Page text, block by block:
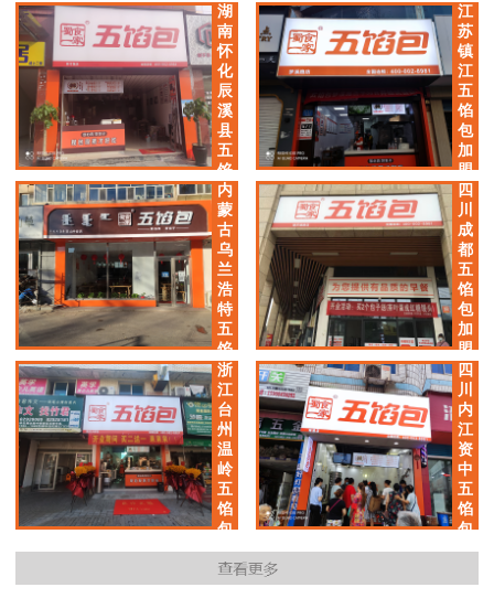
湖
南
怀
化
辰
溪
县
五
馅
包
加
盟
店
江
苏
镇
江
五
馅
包
加
盟
店
内
蒙
古
乌
兰
浩
特
五
馅
包
加
盟
店
四
川
成
都
五
馅
包
加
盟
店
浙
江
台
州
温
岭
五
馅
包
加
盟
店
四
川
内
江
资
中
五
馅
包
加
店